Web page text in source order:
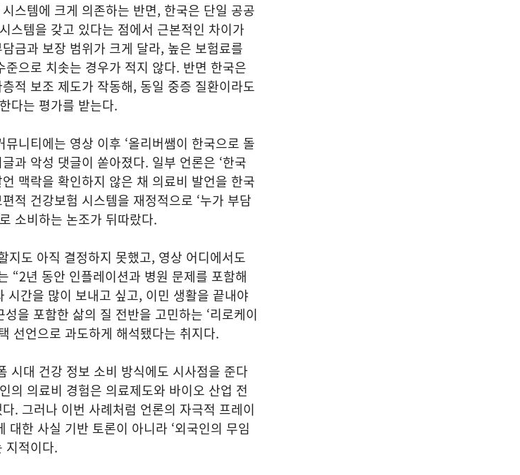
스템에 크게 의존하는 반면, 한국은 단일 공공
스템을 갖고 있다는 점에서 근본적인 차이가
금과 보장 범위가 크게 달라, 높은 보험료를
으로 치솟는 경우가 적지 않다. 반면 한국은
적 보조 제도가 작동해, 동일 중증 질환이라도
다는 평가를 받는다.
니티에는 영상 이후 ‘올리버쌤이 한국으로 돌
과 악성 댓글이 쏟아졌다. 일부 언론은 ‘한국
맥락을 확인하지 않은 채 의료비 발언을 한국
적 건강보험 시스템을 재정적으로 ‘누가 부담
소비하는 논조가 뒤따랐다.
지도 아직 결정하지 못했고, 영상 어디에서도
“2년 동안 인플레이션과 병원 문제를 포함해
간을 많이 보내고 싶고, 이민 생활을 끝내야
을 포함한 삶의 질 전반을 고민하는 ‘리로케이
선언으로 과도하게 해석됐다는 취지다.
시대 건강 정보 소비 방식에도 시사점을 준다
의 의료비 경험은 의료제도와 바이오 산업 전
. 그러나 이번 사례처럼 언론의 자극적 프레이
한 사실 기반 토론이 아니라 ‘외국인의 무임
지적이다.